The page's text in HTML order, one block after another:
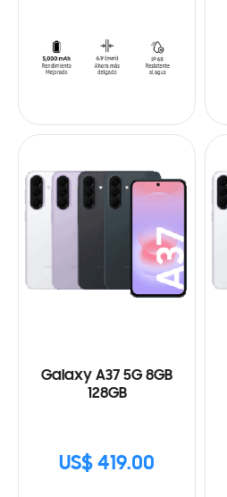
Galaxy A37 5G 8GB
128GB
US$ 419.00